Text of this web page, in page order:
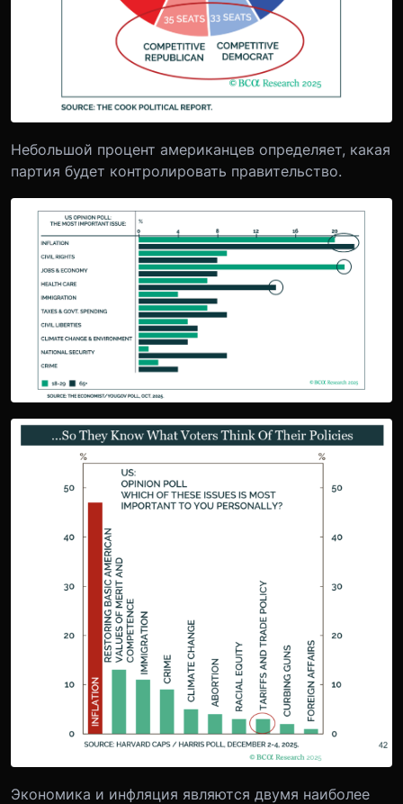
Небольшой процент американцев определяет, какая
партия будет контролировать правительство.
Экономика и инфляция являются двумя наиболее